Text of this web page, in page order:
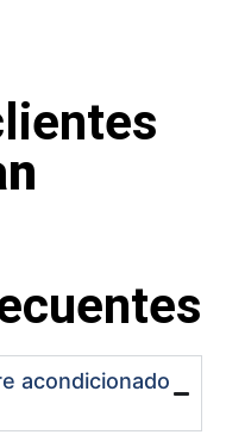
acondicionado